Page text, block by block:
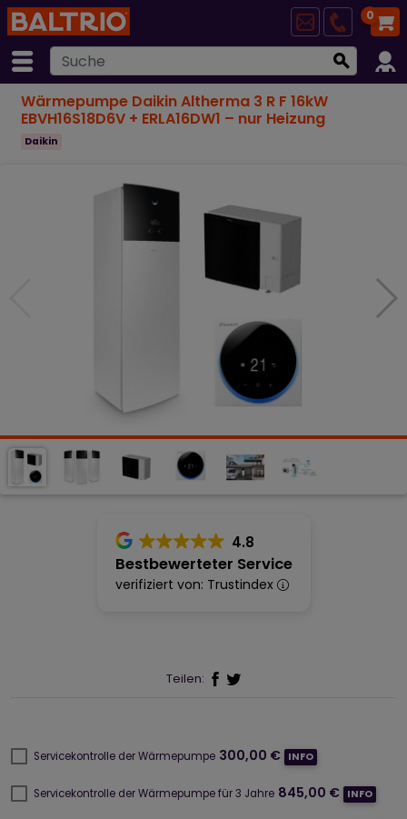
0
Wärmepumpe Daikin Altherma 3 R F 16kW
EBVH16S18D6V + ERLA16DW1 – nur Heizung
Daikin
Teilen:
4.8
Bestbewerteter Service
verifiziert von: Trustindex
Servicekontrolle der Wärmepumpe 300,00 € INFO
Servicekontrolle der Wärmepumpe für 3 Jahre 845,00 € INFO